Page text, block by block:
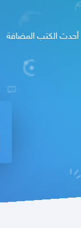
أحدث الكتب المضافة